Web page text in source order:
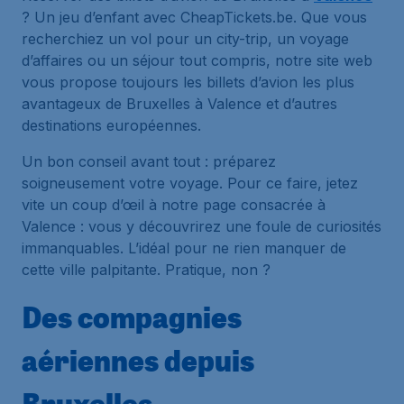
? Un jeu d’enfant avec CheapTickets.be. Que vous
recherchiez un vol pour un city-trip, un voyage
d’affaires ou un séjour tout compris, notre site web
vous propose toujours les billets d’avion les plus
avantageux de Bruxelles à Valence et d’autres
destinations européennes.
Un bon conseil avant tout : préparez
soigneusement votre voyage. Pour ce faire, jetez
vite un coup d’œil à notre page consacrée à
Valence : vous y découvrirez une foule de curiosités
immanquables. L’idéal pour ne rien manquer de
cette ville palpitante. Pratique, non ?
Des compagnies
aériennes depuis